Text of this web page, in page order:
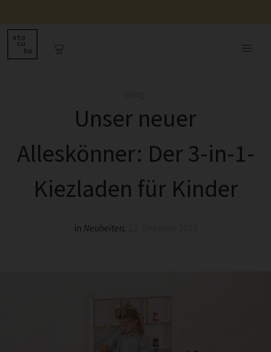
Unser neuer
Alleskönner: Der 3-in-1-
Kiezladen für Kinder
in Neuheiten,